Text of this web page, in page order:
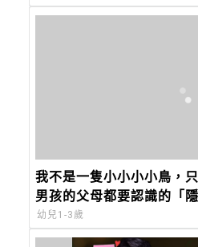
我不是一隻小小小小鳥，
男孩的父母都要認識的「隱
幼兒1-3歲